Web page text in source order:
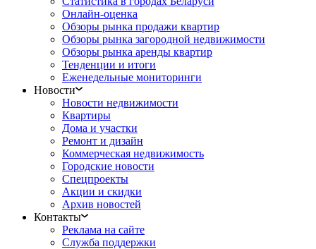
Онлайн-оценка
Обзоры рынка продажи квартир
Обзоры рынка загородной недвижимости
Обзоры рынка аренды квартир
Тенденции и итоги
Еженедельные мониторинги
Новости
Новости недвижимости
Квартиры
Дома и участки
Ремонт и дизайн
Коммерческая недвижимость
Городские новости
Спецпроекты
Акции и скидки
Архив новостей
Контакты
Реклама на сайте
Служба поддержки